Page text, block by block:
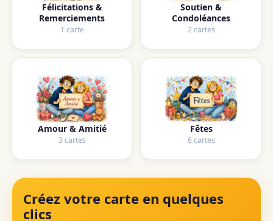
Félicitations &
Remerciements
1 carte
Soutien &
Condoléances
2 cartes
Amour & Amitié
3 cartes
Fêtes
6 cartes
Créez votre carte en quelques
clics